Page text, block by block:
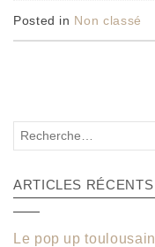
Posted in Non classé
ARTICLES RÉCENTS
Le pop up toulousain